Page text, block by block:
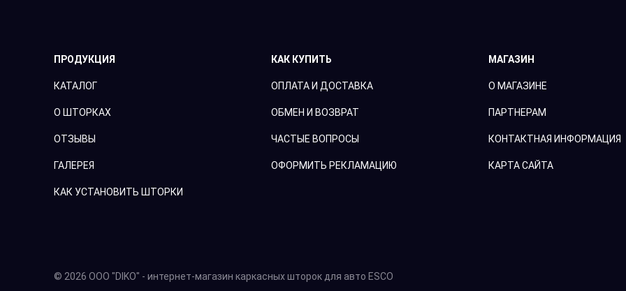
ПРОДУКЦИЯ
КАТАЛОГ
О ШТОРКАХ
ОТЗЫВЫ
ГАЛЕРЕЯ
КАК УСТАНОВИТЬ ШТОРКИ
КАК КУПИТЬ
ОПЛАТА И ДОСТАВКА
ОБМЕН И ВОЗВРАТ
ЧАСТЫЕ ВОПРОСЫ
ОФОРМИТЬ РЕКЛАМАЦИЮ
МАГАЗИН
О МАГАЗИНЕ
ПАРТНЕРАМ
КОНТАКТНАЯ ИНФОРМАЦИЯ
КАРТА САЙТА
© 2026 ООО "DIKO" - интернет-магазин каркасных шторок для авто ESCO